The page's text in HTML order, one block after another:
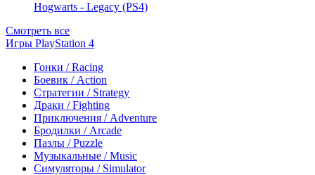
Hogwarts - Legacy (PS4)
Смотреть все
Игры PlayStation 4
Гонки / Racing
Боевик / Action
Стратегии / Strategy
Драки / Fighting
Приключения / Adventure
Бродилки / Arcade
Пазлы / Puzzle
Музыкальные / Music
Симуляторы / Simulator